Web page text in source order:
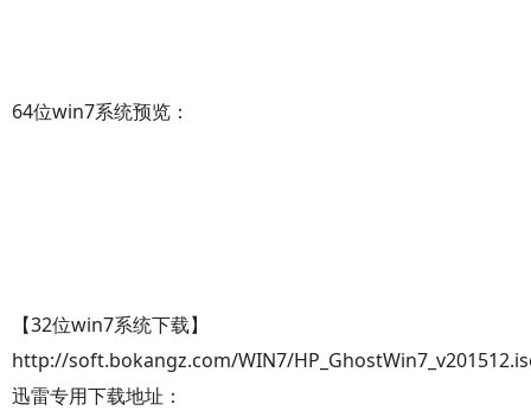
64位win7系统预览：
【32位win7系统下载】
http://soft.bokangz.com/WIN7/
迅雷专用下载地址：